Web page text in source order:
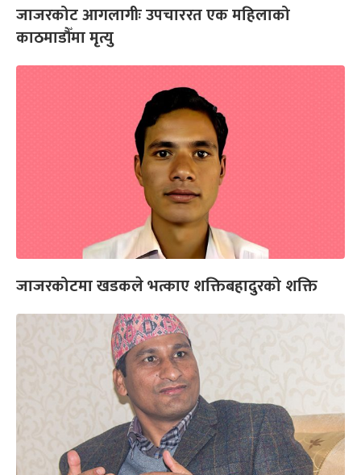
जाजरकोट आगलागीः उपचाररत एक महिलाको
काठमाडौँमा मृत्यु
जाजरकोटमा खडकले भत्काए शक्तिबहादुरको शक्ति